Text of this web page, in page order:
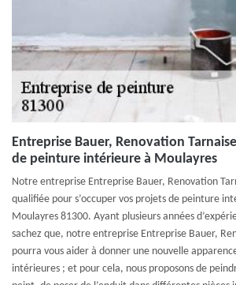
Entreprise Bauer, Renovation
de peinture intérieure à Moulayres
Notre entreprise Entreprise Bauer, Renovation
qualifiée pour s’occuper vos projets de peinture
Moulayres 81300. Ayant plusieurs années
sachez que, notre entreprise Entreprise Bauer,
pourra vous aider à donner une nouvelle
intérieures ; et pour cela, nous proposons de